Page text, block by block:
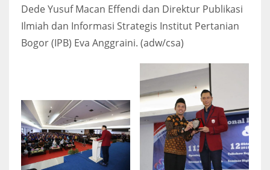
Dede Yusuf Macan Effendi dan Direktur Publikasi
Ilmiah dan Informasi Strategis Institut Pertanian
Bogor (IPB) Eva Anggraini. (adw/csa)